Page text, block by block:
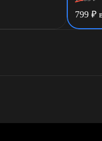
799 ₽